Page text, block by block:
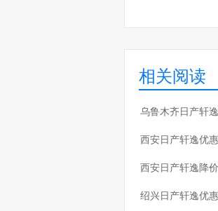
相关阅读
乌鲁木齐日产轩
西安日产轩逸优
西安日产轩逸降
绍兴日产轩逸优